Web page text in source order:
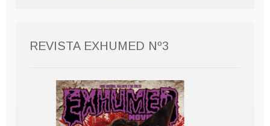
REVISTA EXHUMED Nº3